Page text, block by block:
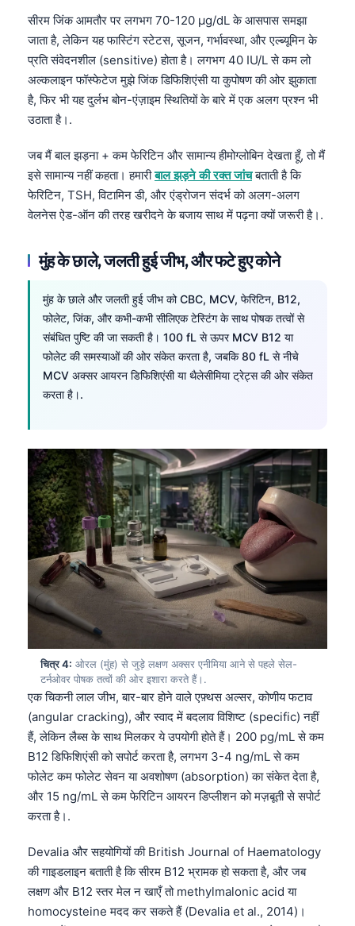
सीरम जिंक आमतौर पर लगभग 70-120 µg/dL के आसपास समझा
जाता है, लेकिन यह फास्टिंग स्टेटस, सूजन, गर्भावस्था, और एल्ब्यूमिन के
प्रति संवेदनशील (sensitive) होता है। लगभग 40 IU/L से कम लो
अल्कलाइन फॉस्फेटेज मुझे जिंक डिफिशिएंसी या कुपोषण की ओर झुकाता
है, फिर भी यह दुर्लभ बोन-एंज़ाइम स्थितियों के बारे में एक अलग प्रश्न भी
उठाता है।.
जब मैं बाल झड़ना + कम फेरिटिन और सामान्य हीमोग्लोबिन देखता हूँ, तो मैं
इसे सामान्य नहीं कहता। हमारीबाल झड़ने की रक्त जांचबताती है कि
फेरिटिन, TSH, विटामिन डी, और एंड्रोजन संदर्भ को अलग-अलग
वेलनेस ऐड-ऑन की तरह खरीदने के बजाय साथ में पढ़ना क्यों जरूरी है।.
मुंह के छाले, जलती हुई जीभ, और फटे हुए कोने
मुंह के छाले और जलती हुई जीभ को CBC, MCV, फेरिटिन, B12,
फोलेट, जिंक, और कभी-कभी सीलिएक टेस्टिंग के साथ पोषक तत्वों से
संबंधित पुष्टि की जा सकती है। 100 fL से ऊपर MCV B12 या
फोलेट की समस्याओं की ओर संकेत करता है, जबकि 80 fL से नीचे
MCV अक्सर आयरन डिफिशिएंसी या थैलेसीमिया ट्रेट्स की ओर संकेत
करता है।.
चित्र 4: ओरल (मुंह) से जुड़े लक्षण अक्सर एनीमिया आने से पहले सेल-
टर्नओवर पोषक तत्वों की ओर इशारा करते हैं।.
एक चिकनी लाल जीभ, बार-बार होने वाले एफ़्थस अल्सर, कोणीय फटाव
(angular cracking), और स्वाद में बदलाव विशिष्ट (specific) नहीं
हैं, लेकिन लैब्स के साथ मिलकर ये उपयोगी होते हैं। 200 pg/mL से कम
B12 डिफिशिएंसी को सपोर्ट करता है, लगभग 3-4 ng/mL से कम
फोलेट कम फोलेट सेवन या अवशोषण (absorption) का संकेत देता है,
और 15 ng/mL से कम फेरिटिन आयरन डिप्लीशन को मज़बूती से सपोर्ट
करता है।.
Devalia और सहयोगियों की British Journal of Haematology
की गाइडलाइन बताती है कि सीरम B12 भ्रामक हो सकता है, और जब
लक्षण और B12 स्तर मेल न खाएँ तो methylmalonic acid या
homocysteine मदद कर सकते हैं (Devalia et al., 2014)।